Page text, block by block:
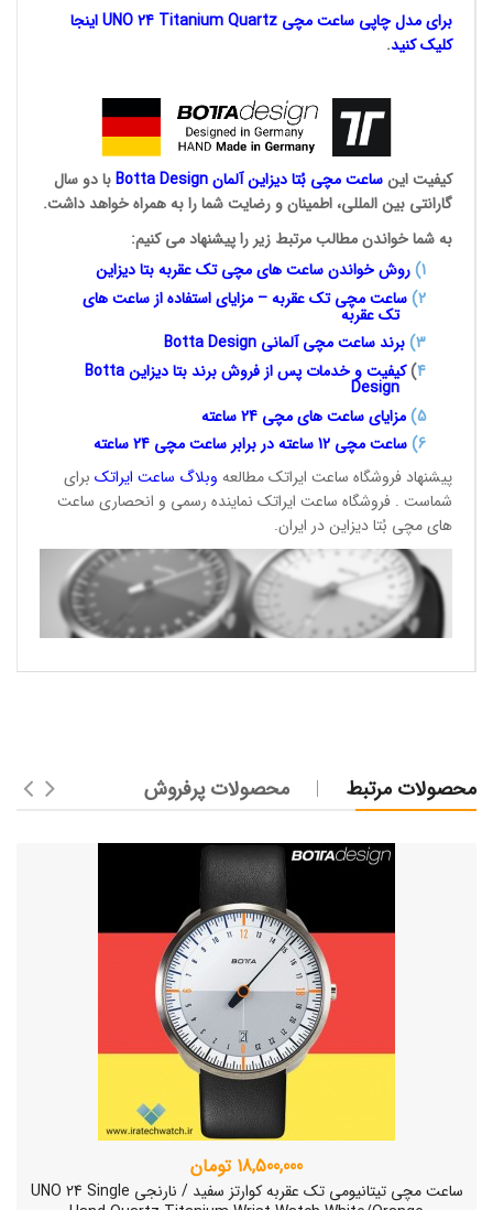
برای مدل چاپی ساعت مچی UNO 24 Titanium Quartz اینجا
کلیک کنید.
کیفیت اینساعت مچی بُتادیزاین آلمانBotta Designبا دو سال
گارانتی بین المللی، اطمینان و رضایت شما را به همراه خواهد داشت.
به شما خواندن مطالب مرتبط زیر را پیشنهاد می کنیم:
1
)روش خواندن ساعت های مچی تکعقربه بتا دیزاین
2) ساعت مچی تک عقربه – مزایای استفاده از ساعت های
تک عقربه
3
)برند ساعت مچی آلمانی Botta Design
4
)کیفیت و خدمات پس از فروش برند بتا دیزاینBotta
Design
5) مزایای ساعت های مچی 24
ساعته
6) ساعت مچی 12 ساعته در برابر ساعت
مچی 24 ساعته
پیشنهاد فروشگاه ساعت ایراتک مطالعه وبلاگ ساعت ایراتک برای
شماست . فروشگاه ساعت ایراتک نماینده رسمی و انحصاری ساعت
های مچی بُتا دیزاین در ایران.
محصولات مرتبط محصولات پرفروش
18,500,000 تومان
ساعت مچی تیتانیومی تک عقربه کوارتز سفید / نارنجی UNO 24 Single